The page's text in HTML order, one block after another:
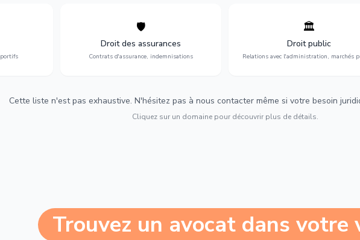
de
et
🛡️
Droit des assurances
Contrats d'assurance, indemnisations
Défense de vos intérêts : contrats
d'assurance, sinistres et indemnisations
optimales.
🏛️
Droit public
Relations avec l'administration, marchés
Gestion de vos relations avec
l'administration : marchés
urbanisme et contentieux.
Cette liste n'est pas exhaustive. N'hésitez pas à nous contacter même si votre besoin
Cliquez sur un domaine pour découvrir plus de détails.
Trouvez un avocat dans votre